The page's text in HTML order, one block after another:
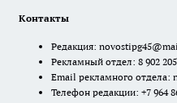
Контакты
Редакция:
Рекламный отдел: 8 902
Email рекламного отдела:
Телефон редакции: +7 964